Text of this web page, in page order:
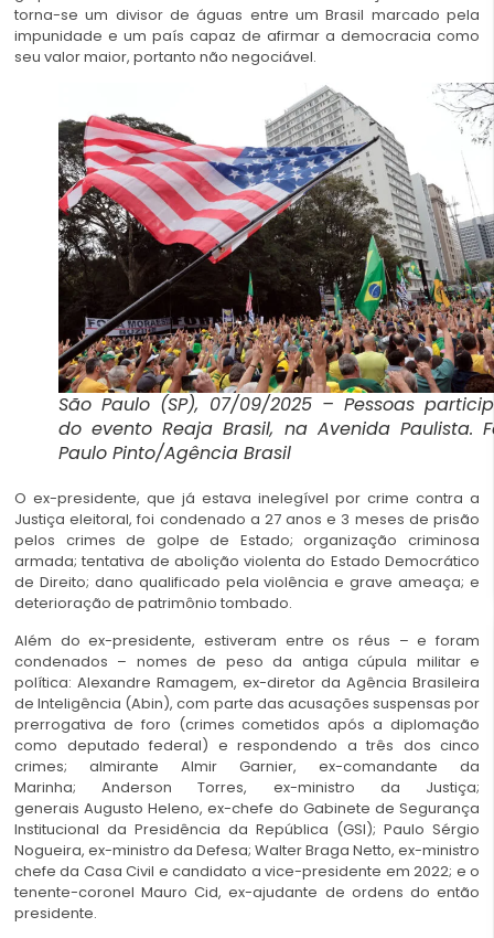
torna-seum divisor de águas entre um Brasil marcado pela
impunidade e um país capaz de afirmar a democracia como
seu valor maior, portanto não negociável.
São Paulo (SP), 07/09/2025 – Pessoas
do evento Reaja Brasil, na Avenida Paulista.
Paulo Pinto/Agência Brasil
O ex-presidente, que já estava inelegível por crime contra a
Justiça eleitoral, foi condenado a 27 anos e 3 meses de prisão
pelos crimes de golpe de Estado; organização criminosa
armada; tentativa de abolição violenta do Estado Democrático
de Direito; dano qualificado pela violência e grave ameaça; e
deterioração de patrimônio tombado.
Além do ex-presidente, estiveram entre os réus – e foram
condenados – nomes de peso da antiga cúpula militar e
política: Alexandre Ramagem, ex-diretor da Agência Brasileira
de Inteligência (Abin), com parte das acusações suspensas por
prerrogativa de foro (crimes cometidos após a diplomação
como deputado federal) e respondendo a três dos cinco
crimes; almirante Almir Garnier, ex-comandante da
Marinha; Anderson Torres, ex-ministro da Justiça;
generais Augusto Heleno, ex-chefe do Gabinete de Segurança
Institucional da Presidência da República (GSI); Paulo Sérgio
Nogueira, ex-ministro da Defesa; Walter Braga Netto, ex-ministro
chefe da Casa Civil e candidato a vice-presidente em 2022; e o
tenente-coronel Mauro Cid, ex-ajudante de ordens do então
presidente.